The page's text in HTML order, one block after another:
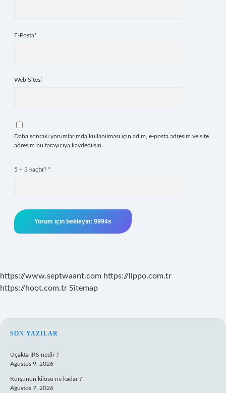
E-Posta*
Web Sitesi
Daha sonraki yorumlarımda kullanılması için adım, e-posta adresim ve site
adresim bu tarayıcıya kaydedilsin.
5 + 3 kaçtır? *
https://www.septwaant.com https://lippo.com.tr
https://hoot.com.tr Sitemap
SIDEBAR
SON YAZILAR
Uçakta IRS nedir ?
Ağustos 9, 2026
Kurşunun kilosu ne kadar ?
Ağustos 7, 2026